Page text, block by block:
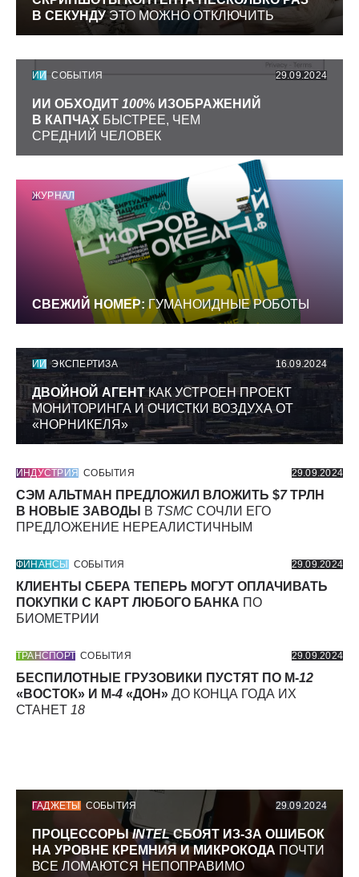
В СЕКУНДУЭТО МОЖНО ОТКЛЮЧИТЬ
ИИ СОБЫТИЯ 29.09.2024
ИИ ОБХОДИТ 100% ИЗОБРАЖЕНИЙ
В КАПЧАХ БЫСТРЕЕ, ЧЕМ
СРЕДНИЙ ЧЕЛОВЕК
ЖУРНАЛ
СВЕЖИЙ НОМЕР: ГУМАНОИДНЫЕ РОБОТЫ
ИИ ЭКСПЕРТИЗА 16.09.2024
ДВОЙНОЙ АГЕНТКАК УСТРОЕН ПРОЕКТ
МОНИТОРИНГА И ОЧИСТКИ ВОЗДУХА ОТ
«НОРНИКЕЛЯ»
ИНДУСТРИЯ СОБЫТИЯ 29.09.2024
СЭМ АЛЬТМАН ПРЕДЛОЖИЛ ВЛОЖИТЬ $7ТРЛН
В НОВЫЕ ЗАВОДЫ
В TSMC СОЧЛИ ЕГО
ПРЕДЛОЖЕНИЕ НЕРЕАЛИСТИЧНЫМ
ФИНАНСЫ СОБЫТИЯ 29.09.2024
КЛИЕНТЫ СБЕРА ТЕПЕРЬ МОГУТ ОПЛАЧИВАТЬ
ПОКУПКИ С КАРТ ЛЮБОГО БАНКА ПО
БИОМЕТРИИ
ТРАНСПОРТ СОБЫТИЯ 29.09.2024
БЕСПИЛОТНЫЕ ГРУЗОВИКИ ПУСТЯТ ПО М-12
«ВОСТОК» И М-4 «ДОН» ДО КОНЦА ГОДА ИХ
СТАНЕТ 18
ГАДЖЕТЫ СОБЫТИЯ 29.09.2024
ПРОЦЕССОРЫINTELСБОЯТ ИЗ-ЗА ОШИБОК
НА УРОВНЕ КРЕМНИЯ И МИКРОКОДА ПОЧТИ
ВСЕ ЛОМАЮТСЯ НЕПОПРАВИМО